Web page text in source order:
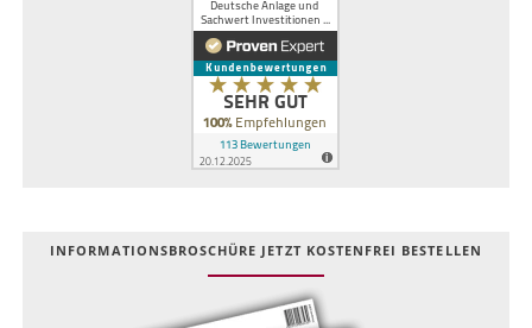
INFOR­MATIONS­BROSCHÜRE JETZT KOSTEN­FREI BESTELLEN